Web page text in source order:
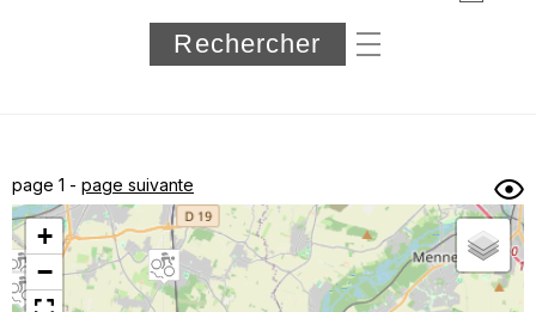
Département
Longueur min/max
sous-dossiers
Trier par
Horodatage Photos
page 1 - page suivante
+
−